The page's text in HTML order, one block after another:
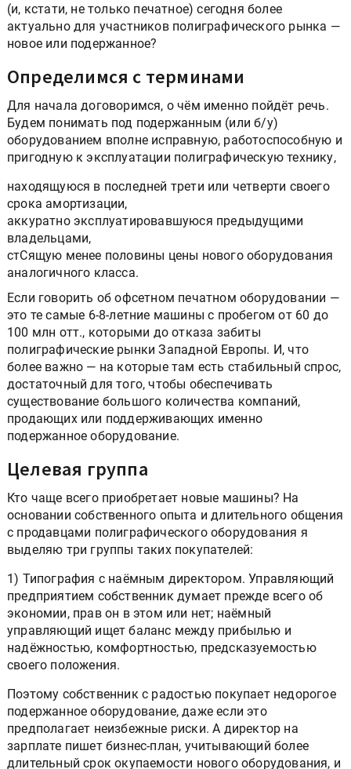
(и, кстати, не только печатное) сегодня более
актуально для участников полиграфического рынка —
новое или подержанное?
Определимся с терминами
Для начала договоримся, о чём именно пойдёт речь.
Будем понимать под подержанным (или б/у)
оборудованием вполне исправную, работоспособную и
пригодную к эксплуатации полиграфическую технику,
находящуюся в последней трети или четверти своего
срока амортизации,
аккуратно эксплуатировавшуюся предыдущими
владельцами,
стСящую менее половины цены нового оборудования
аналогичного класса.
Если говорить об офсетном печатном оборудовании —
это те самые 6-8-летние машины с пробегом от 60 до
100 млн отт., которыми до отказа забиты
полиграфические рынки Западной Европы. И, что
более важно — на которые там есть стабильный спрос,
достаточный для того, чтобы обеспечивать
существование большого количества компаний,
продающих или поддерживающих именно
подержанное оборудование.
Целевая группа
Кто чаще всего приобретает новые машины? На
основании собственного опыта и длительного общения
с продавцами полиграфического оборудования я
выделяю три группы таких покупателей:
1) Типография с наёмным директором. Управляющий
предприятием собственник думает прежде всего об
экономии, прав он в этом или нет; наёмный
управляющий ищет баланс между прибылью и
надёжностью, комфортностью, предсказуемостью
своего положения.
Поэтому собственник с радостью покупает недорогое
подержанное оборудование, даже если это
предполагает неизбежные риски. А директор на
зарплате пишет бизнес-план, учитывающий более
длительный срок окупаемости нового оборудования, и